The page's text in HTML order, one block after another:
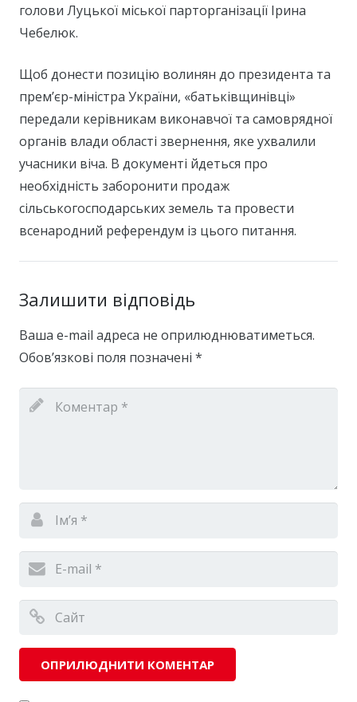
голови Луцької міської парторганізації Ірина
Чебелюк.
Щоб донести позицію волинян до президента та
прем’єр-міністра України, «батьківщинівці»
передали керівникам виконавчої та самоврядної
органів влади області звернення, яке ухвалили
учасники віча. В документі йдеться про
необхідність заборонити продаж
сільськогосподарських земель та провести
всенародний референдум із цього питання.
Залишити відповідь
Ваша e-mail адреса не оприлюднюватиметься.
Обов’язкові поля позначені *